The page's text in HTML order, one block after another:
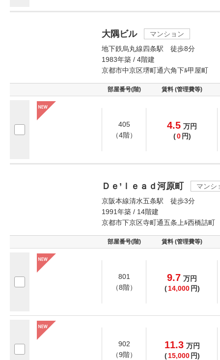
大隅ビル
マンション
地下鉄烏丸線四条駅 徒歩8分
1983年築 / 4階建
京都市中京区堺町通六角下ﾙ甲屋町
部屋番号(階) 賃料 (管理費等)
405
（4階）
4.5 万円
(0 円)
Ｄｅ’ｌｅａｄ河原町
マンシ
京阪本線清水五条駅 徒歩3分
1991年築 / 14階建
京都市下京区寺町通五条上ﾙ西橋詰町
部屋番号(階) 賃料 (管理費等)
801
（8階）
9.7 万円
( 14,000 円)
902
（9階）
11.3 万円
( 15,000 円)